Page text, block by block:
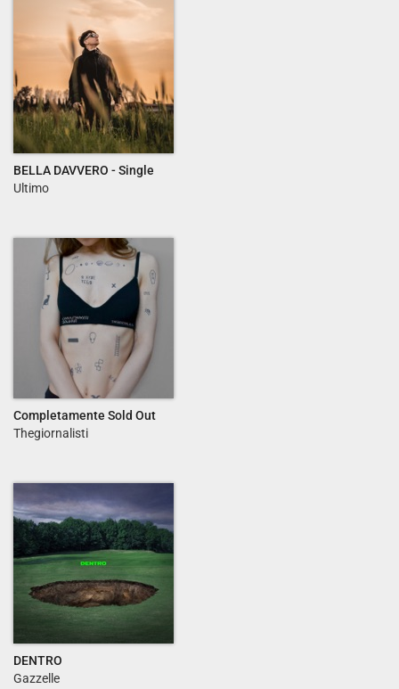
BELLA DAVVERO - Single
Ultimo
Completamente Sold Out
Thegiornalisti
DENTRO
Gazzelle